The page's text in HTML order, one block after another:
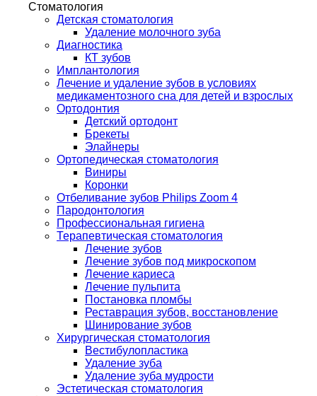
Стоматология
Детская стоматология
Удаление молочного зуба
Диагностика
КТ зубов
Имплантология
Лечение и удаление зубов в условиях
медикаментозного сна для детей и взрослых
Ортодонтия
Детский ортодонт
Брекеты
Элайнеры
Ортопедическая стоматология
Виниры
Коронки
Отбеливание зубов Philips Zoom 4
Пародонтология
Профессиональная гигиена
Терапевтическая стоматология
Лечение зубов
Лечение зубов под микроскопом
Лечение кариеса
Лечение пульпита
Постановка пломбы
Реставрация зубов, восстановление
Шинирование зубов
Хирургическая стоматология
Вестибулопластика
Удаление зуба
Удаление зуба мудрости
Эстетическая стоматология